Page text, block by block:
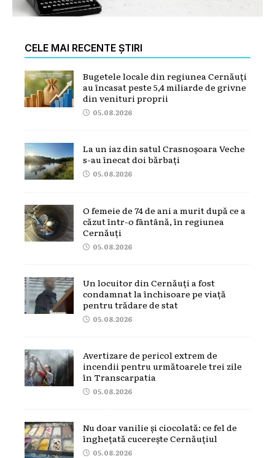
CELE MAI RECENTE ȘTIRI
Bugetele locale din regiunea Cernăuți
au încasat peste 5,4 miliarde de grivne
din venituri proprii
05.08.2026
La un iaz din satul Crasnoșoara Veche
s-au înecat doi bărbați
05.08.2026
O femeie de 74 de ani a murit după ce a
căzut într-o fântână, în regiunea
Cernăuți
05.08.2026
Un locuitor din Cernăuți a fost
condamnat la închisoare pe viață
pentru trădare de stat
05.08.2026
Avertizare de pericol extrem de
incendii pentru următoarele trei zile
în Transcarpatia
05.08.2026
Nu doar vanilie și ciocolată: ce fel de
înghețată cucerește Cernăuțiul
05.08.2026